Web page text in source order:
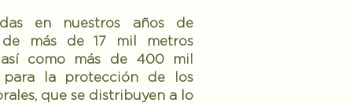
en nuestros años de
más de 17 mil metros
como más de 400 mil
para la protección de los
que se distribuyen a lo